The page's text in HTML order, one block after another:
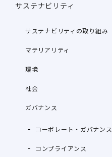
サステナビリティ
サステナビリティの取り組み
マテリアリティ
環境
社会
ガバナンス
コーポレート・ガバナンス
コンプライアンス